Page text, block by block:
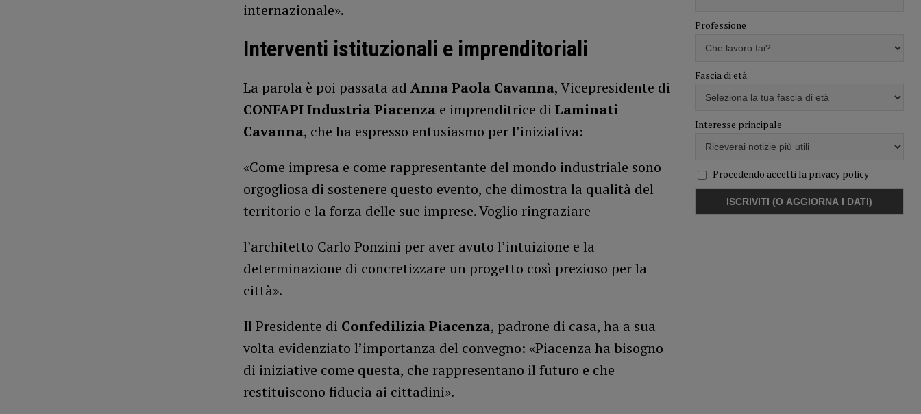
internazionale».
Interventi istituzionali e imprenditoriali
La parola è poi passata ad Anna Paola Cavanna, Vicepresidente di
CONFAPI Industria Piacenza e imprenditrice di Laminati
Cavanna, che ha espresso entusiasmo per l’iniziativa:
«Come impresa e come rappresentante del mondo industriale sono
orgogliosa di sostenere questo evento, che dimostra la qualità del
territorio e la forza delle sue imprese. Voglio ringraziare
l’architetto Carlo Ponzini per aver avuto l’intuizione e la
determinazione di concretizzare un progetto così prezioso per la
città».
Il Presidente di Confedilizia Piacenza, padrone di casa, ha a sua
volta evidenziato l’importanza del convegno: «Piacenza ha bisogno
di iniziative come questa, che rappresentano il futuro e che
restituiscono fiducia ai cittadini».
Professione
Fascia di età
Interesse principale
Procedendo accetti la privacy policy